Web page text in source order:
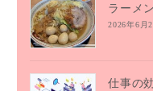
ラーメ
2026年6月
仕事の